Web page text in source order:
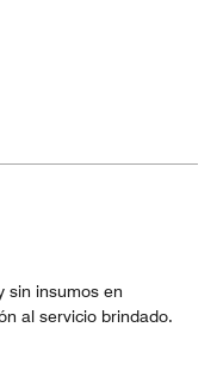
sin insumos en
al servicio brindado.